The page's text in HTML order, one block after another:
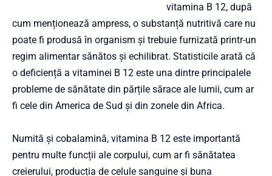
vitamina B 12, după
cum menționează ampress, o substanță nutritivă care nu
poate fi produsă în organism și trebuie furnizată printr-un
regim alimentar sănătos și echilibrat. Statisticile arată că
o deficiență a vitaminei B 12 este una dintre principalele
probleme de sănătate din părțile sărace ale lumii, cum ar
fi cele din America de Sud și din zonele din Africa.
Numită și cobalamină, vitamina B 12 este importantă
pentru multe funcții ale corpului, cum ar fi sănătatea
creierului, producția de celule sanguine și buna